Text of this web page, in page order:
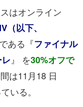
はオンライン
（以下、
ある『ファイナル
』 を30%オフで
は11月18 日
いる。